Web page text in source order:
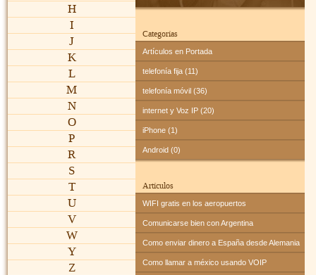
H
I
J
K
L
M
N
O
P
R
S
T
U
V
W
Y
Z
Categorías
Artículos en Portada
telefonía fija (11)
telefonía móvil (36)
internet y Voz IP (20)
iPhone (1)
Android (0)
Artículos
WIFI gratis en los aeropuertos
Comunicarse bien con Argentina
Como enviar dinero a España desde Alemania
Como llamar a méxico usando VOIP